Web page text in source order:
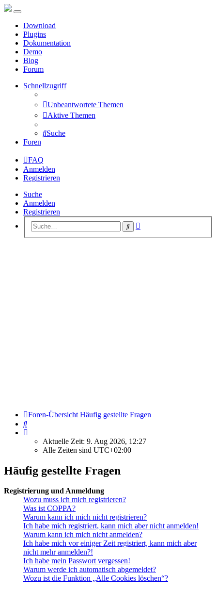
Download
Plugins
Dokumentation
Demo
Blog
Forum
Schnellzugriff
Unbeantwortete Themen
Aktive Themen
Suche
Foren
FAQ
Anmelden
Registrieren
Suche
Anmelden
Registrieren
Suche
Foren-Übersicht Häufig gestellte Fragen
Suche
Aktuelle Zeit: 9. Aug 2026, 12:27
Alle Zeiten sind UTC+02:00
Häufig gestellte Fragen
Registrierung und Anmeldung
Wozu muss ich mich registrieren?
Was ist COPPA?
Warum kann ich mich nicht registrieren?
Ich habe mich registriert, kann mich aber nicht anmelden!
Warum kann ich mich nicht anmelden?
Ich habe mich vor einiger Zeit registriert, kann mich aber
nicht mehr anmelden?!
Ich habe mein Passwort vergessen!
Warum werde ich automatisch abgemeldet?
Wozu ist die Funktion „Alle Cookies löschen“?